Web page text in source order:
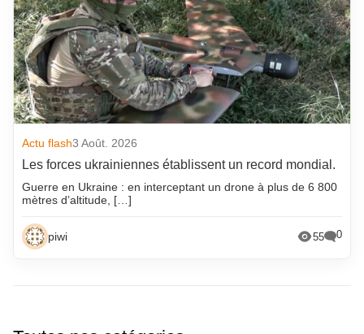
Actu flash3 Août. 2026
Les forces ukrainiennes établissent un record mondial.
Guerre en Ukraine : en interceptant un drone à plus de 6 800
mètres d’altitude, […]
piwi 55 0